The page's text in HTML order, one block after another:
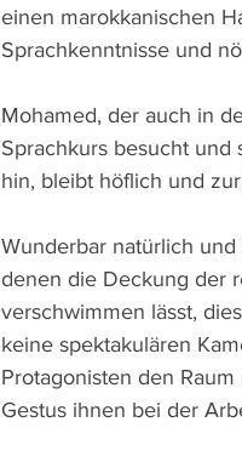
einen marokkanischen
Sprachkenntnisse und
Mohamed, der auch in
Sprachkurs besucht und
hin, bleibt höflich und
Wunderbar natürlich
denen die Deckung der
verschwimmen lässt,
keine spektakulären
Protagonisten den
Gestus ihnen bei der